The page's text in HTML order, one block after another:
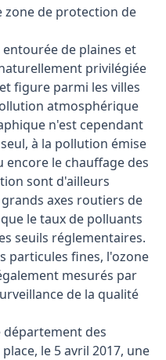
zone de protection de
de plaines et
privilégiée
figure parmi les villes
atmosphérique
n'est cependant
à la pollution émise
le chauffage des
sont d'ailleurs
axes routiers de
le taux de polluants
seuils réglementaires.
particules fines, l'ozone
mesurés par
de la qualité
département des
le 5 avril 2017, une